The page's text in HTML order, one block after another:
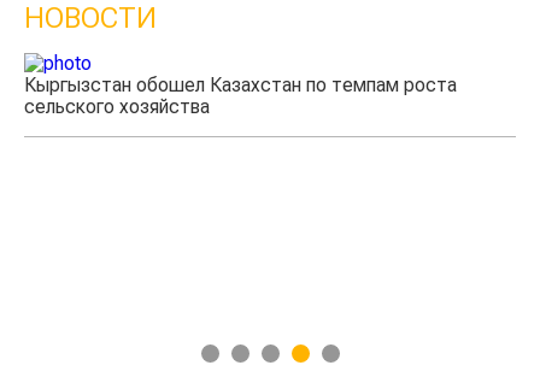
НОВОСТИ
Кыргызстан обошел Казахстан по темпам роста
сельского хозяйства
1 2 3 4 5